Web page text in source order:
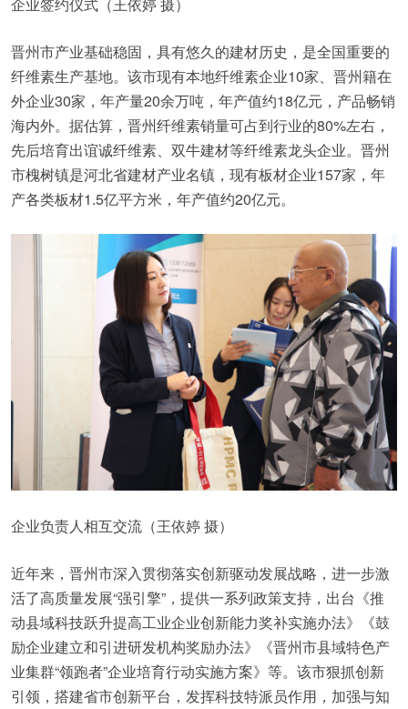
晋州市产业基础稳固，具有悠久的建材历史，是全国重要的
纤维素生产基地。该市现有本地纤维素企业10家、晋州籍在
外企业30家，年产量20余万吨，年产值约18亿元，产品畅销
海内外。据估算，晋州纤维素销量可占到行业的80%左右，
先后培育出谊诚纤维素、双牛建材等纤维素龙头企业。晋州
市槐树镇是河北省建材产业名镇，现有板材企业157家，年
产各类板材1.5亿平方米，年产值约20亿元。
企业负责人相互交流（王依婷 摄）
近年来，晋州市深入贯彻落实创新驱动发展战略，进一步激
活了高质量发展“强引擎”，提供一系列政策支持，出台《推
动县域科技跃升提高工业企业创新能力奖补实施办法》《鼓
励企业建立和引进研发机构奖励办法》《晋州市县域特色产
业集群“领跑者”企业培育行动实施方案》等。该市狠抓创新
引领，搭建省市创新平台，发挥科技特派员作用，加强与知